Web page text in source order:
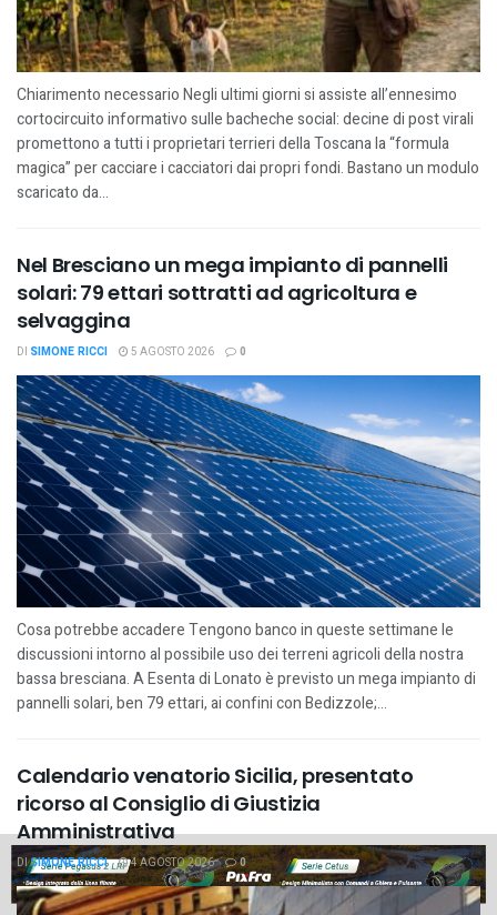
Chiarimento necessario Negli ultimi giorni si assiste all’ennesimo
cortocircuito informativo sulle bacheche social: decine di post virali
promettono a tutti i proprietari terrieri della Toscana la “formula
magica” per cacciare i cacciatori dai propri fondi. Bastano un modulo
scaricato da...
Nel Bresciano un mega impianto di pannelli
solari: 79 ettari sottratti ad agricoltura e
selvaggina
DI SIMONE RICCI 5 AGOSTO 2026 0
Cosa potrebbe accadere Tengono banco in queste settimane le
discussioni intorno al possibile uso dei terreni agricoli della nostra
bassa bresciana. A Esenta di Lonato è previsto un mega impianto di
pannelli solari, ben 79 ettari, ai confini con Bedizzole;...
Calendario venatorio Sicilia, presentato
ricorso al Consiglio di Giustizia
Amministrativa
DISIMONE RICCI 4 AGOSTO 2026 0